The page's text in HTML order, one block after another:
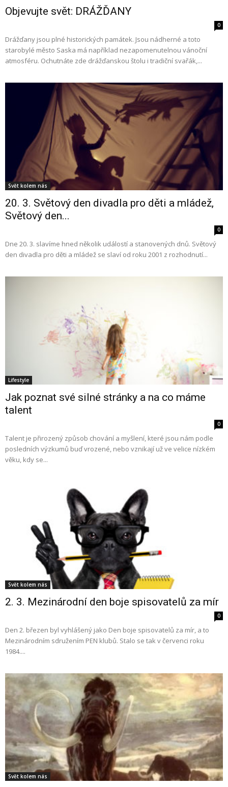
Objevujte svět: DRÁŽĎANY
0
Drážďany jsou plné historických památek. Jsou nádherné a toto
starobylé město Saska má například nezapomenutelnou vánoční
atmosféru. Ochutnáte zde drážďanskou štolu i tradiční svařák,...
Svět kolem nás
20. 3. Světový den divadla pro děti a mládež,
Světový den...
0
Dne 20. 3. slavíme hned několik událostí a stanovených dnů. Světový
den divadla pro děti a mládež se slaví od roku 2001 z rozhodnutí...
Lifestyle
Jak poznat své silné stránky a na co máme
talent
0
Talent je přirozený způsob chování a myšlení, které jsou nám podle
posledních výzkumů buď vrozené, nebo vznikají už ve velice nízkém
věku, kdy se...
Svět kolem nás
2. 3. Mezinárodní den boje spisovatelů za mír
0
Den 2. březen byl vyhlášený jako Den boje spisovatelů za mír, a to
Mezinárodním sdružením PEN klubů. Stalo se tak v červenci roku
1984....
Svět kolem nás